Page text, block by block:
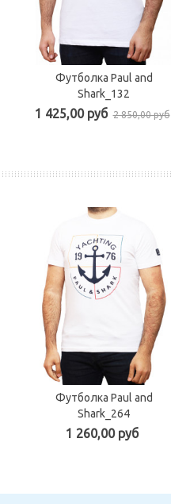
Футболка Paul and
Shark_132
1 425,00 руб 2 850,00 руб
Футболка Paul and
Shark_264
1 260,00 руб